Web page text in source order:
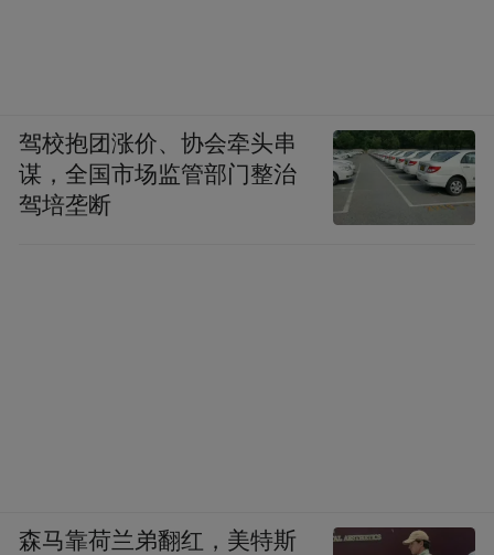
驾校抱团涨价、协会牵头串
谋，全国市场监管部门整治
驾培垄断
森马靠荷兰弟翻红，美特斯